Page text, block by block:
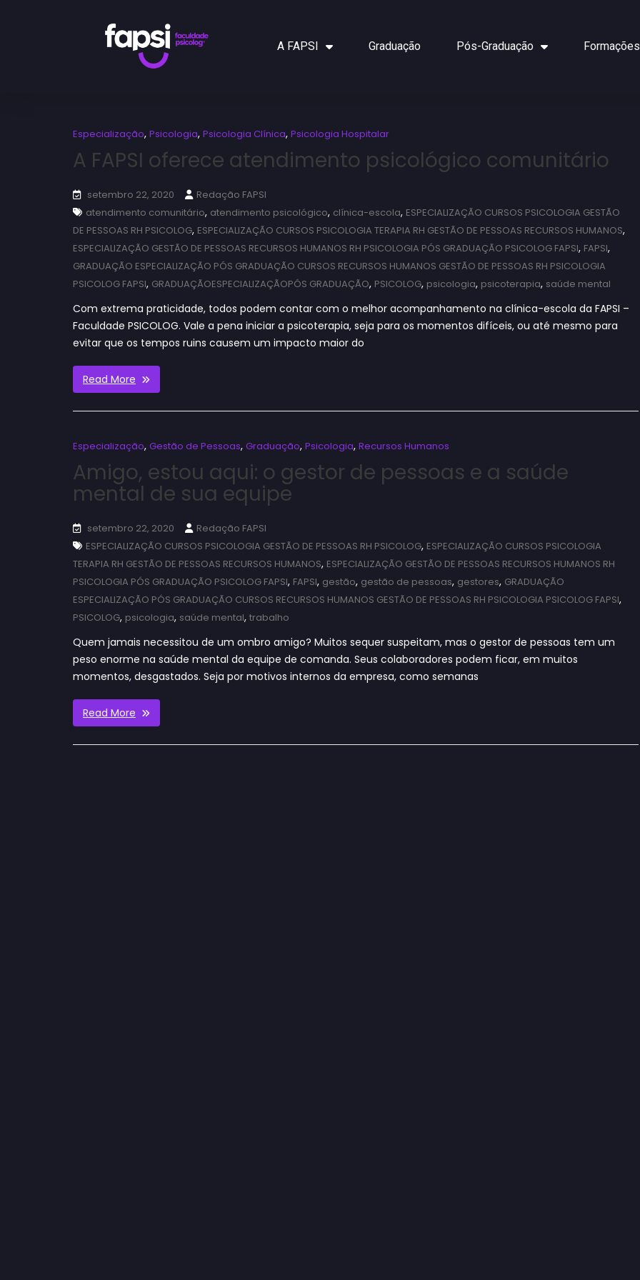
A FAPSI Graduação Pós-Graduação Formações
Especialização, Psicologia, Psicologia Clínica, Psicologia Hospitalar
A FAPSI oferece atendimento psicológico comunitário
setembro 22, 2020
Redação FAPSI
atendimento comunitário, atendimento psicológico, clínica-escola, ESPECIALIZAÇÃO CURSOS PSICOLOGIA GESTÃO
DE PESSOAS RH PSICOLOG, ESPECIALIZAÇÃO CURSOS PSICOLOGIA TERAPIA RH GESTÃO DE PESSOAS RECURSOS HUMANOS,
ESPECIALIZAÇÃO GESTÃO DE PESSOAS RECURSOS HUMANOS RH PSICOLOGIA PÓS GRADUAÇÃO PSICOLOG FAPSI, FAPSI,
GRADUAÇÃO ESPECIALIZAÇÃO PÓS GRADUAÇÃO CURSOS RECURSOS HUMANOS GESTÃO DE PESSOAS RH PSICOLOGIA
PSICOLOG FAPSI, GRADUAÇÃOESPECIALIZAÇÃOPÓS GRADUAÇÃO, PSICOLOG, psicologia, psicoterapia, saúde mental
Com extrema praticidade, todos podem contar com o melhor acompanhamento na clínica-escola da FAPSI –
Faculdade PSICOLOG. Vale a pena iniciar a psicoterapia, seja para os momentos difíceis, ou até mesmo para
evitar que os tempos ruins causem um impacto maior do
Read More
Especialização, Gestão de Pessoas, Graduação, Psicologia, Recursos Humanos
Amigo, estou aqui: o gestor de pessoas e a saúde
mental de sua equipe
setembro 22, 2020
Redação FAPSI
ESPECIALIZAÇÃO CURSOS PSICOLOGIA GESTÃO DE PESSOAS RH PSICOLOG, ESPECIALIZAÇÃO CURSOS PSICOLOGIA
TERAPIA RH GESTÃO DE PESSOAS RECURSOS HUMANOS, ESPECIALIZAÇÃO GESTÃO DE PESSOAS RECURSOS HUMANOS RH
PSICOLOGIA PÓS GRADUAÇÃO PSICOLOG FAPSI, FAPSI, gestão, gestão de pessoas, gestores, GRADUAÇÃO
ESPECIALIZAÇÃO PÓS GRADUAÇÃO CURSOS RECURSOS HUMANOS GESTÃO DE PESSOAS RH PSICOLOGIA PSICOLOG FAPSI,
PSICOLOG, psicologia, saúde mental, trabalho
Quem jamais necessitou de um ombro amigo? Muitos sequer suspeitam, mas o gestor de pessoas tem um
peso enorme na saúde mental da equipe de comanda. Seus colaboradores podem ficar, em muitos
momentos, desgastados. Seja por motivos internos da empresa, como semanas
Read More